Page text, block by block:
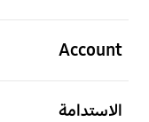
Account
الاستدامة